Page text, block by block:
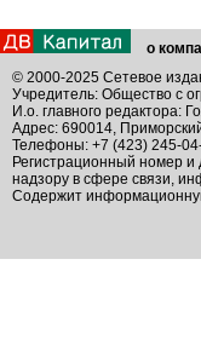
о
© 2000-2025 Сетевое
Учредитель: Общество с
И.о. главного редактора:
Адрес: 690014,
Телефоны: +7 (423) 245-
Регистрационный номер
надзору в сфере связи,
Содержит